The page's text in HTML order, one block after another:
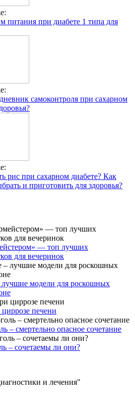
питания при диабете 1 типа для
самоконтроля при сахарном
рис при сахарном диабете? Как
и приготовить для здоровья?
— топ лучших
для вечеринок
лучшие модели для роскошных
печени
– смертельно опасное сочетание
– сочетаемы ли они?
и лечения"